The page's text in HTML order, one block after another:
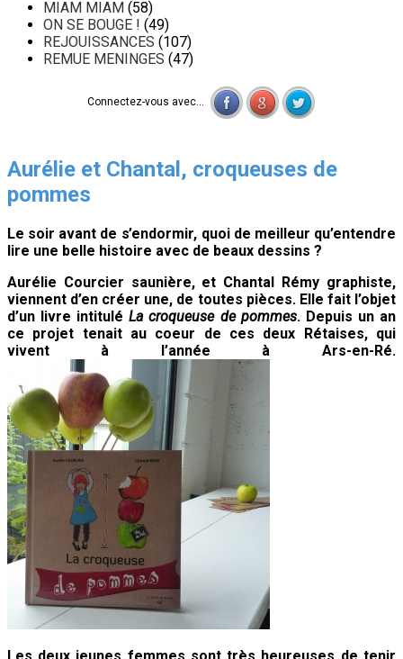
MIAM MIAM (58)
ON SE BOUGE ! (49)
REJOUISSANCES (107)
REMUE MENINGES (47)
Connectez-vous avec...
Aurélie et Chantal, croqueuses de
pommes
Le soir avant de s’endormir, quoi de meilleur qu’entendre
lire une belle histoire avec de beaux dessins ?
Aurélie Courcier saunière, et Chantal Rémy graphiste,
viennent d’en créer une, de toutes pièces. Elle fait l’objet
d’un livre intituléLa croqueuse de pommes. Depuis un an
ce projet tenait au coeur de ces deux Rétaises, qui
vivent à l’année à Ars-en-Ré.
Les deux jeunes femmes sont très heureuses de tenir